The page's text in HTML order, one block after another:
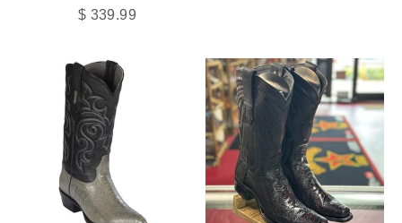
Precio de oferta
$ 339.99